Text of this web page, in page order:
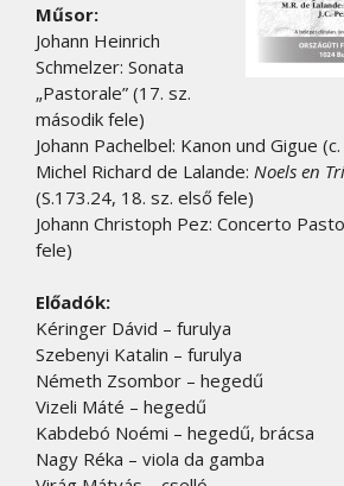
Műsor:
Johann Heinrich
Schmelzer: Sonata
„Pastorale” (17. sz.
második fele)
Johann Pachelbel: Kanon und Gigue
Michel Richard de Lalande: Noels en
(S.173.24, 18. sz. első fele)
Johann Christoph Pez: Concerto
fele)
Előadók:
Kéringer Dávid – furulya
Szebenyi Katalin – furulya
Németh Zsombor – hegedű
Vizeli Máté – hegedű
Kabdebó Noémi – hegedű, brácsa
Nagy Réka – viola da gamba